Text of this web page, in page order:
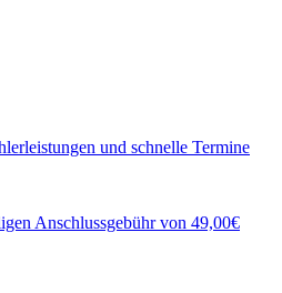
und schnelle Termine